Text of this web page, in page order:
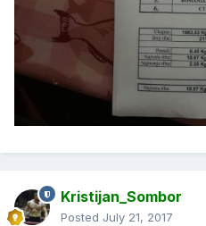
Kristijan_Sombor
Posted July 21, 2017